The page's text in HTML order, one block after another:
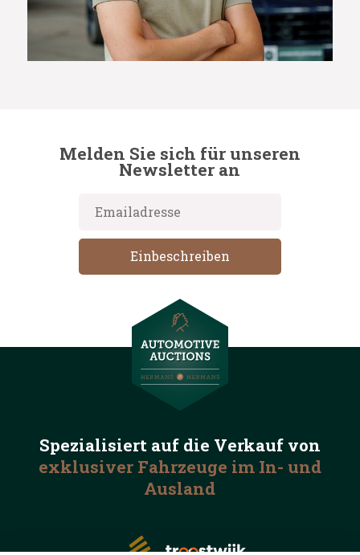
Melden Sie sich für unseren
Newsletter an
Spezialisiert auf die Verkauf von
exklusiver Fahrzeuge im In- und
Ausland